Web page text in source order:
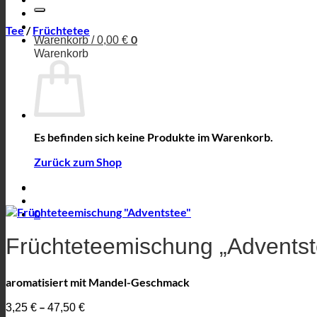
Warenkorb /0,00 € 0
Warenkorb
Es befinden sich keine Produkte im Warenkorb.
Zurück zum Shop
0
Tee/ Früchtetee
Früchteteemischung
aromatisiert mit Mandel-Geschmack
3,25 € – 47,50 €